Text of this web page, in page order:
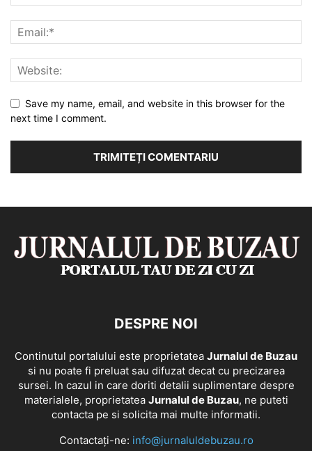
Save my name, email, and website in this browser for the
next time I comment.
DESPRE NOI
Continutul portalului este proprietatea Jurnalul de Buzau
si nu poate fi preluat sau difuzat decat cu precizarea
sursei. In cazul in care doriti detalii suplimentare despre
materialele, proprietatea Jurnalul de Buzau, ne puteti
contacta pe si solicita mai multe informatii.
Contactați-ne: info@jurnaluldebuzau.ro